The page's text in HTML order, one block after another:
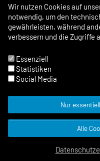
Wir nutzen Cookies auf
notwendig, um den
gewährleisten, während
verbessern und die Zugriffe
Essenziell
Statistiken
Social Media
Nur
Alle
Rechtliches
Kontakt
Impressum
Datenschutz
Whistleblowing und
Facebook
X Instagram
LinkedIn